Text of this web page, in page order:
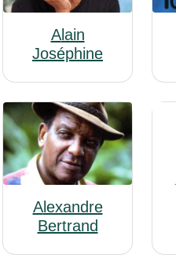
Alain
Joséphine
Alexandre
Bertrand